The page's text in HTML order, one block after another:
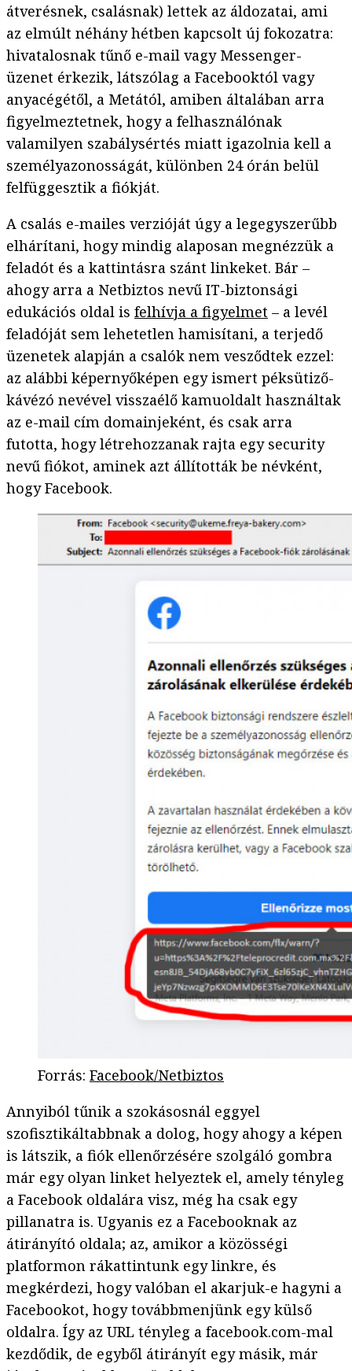
átverésnek, csalásnak) lettek az áldozatai, ami
az elmúlt néhány hétben kapcsolt új fokozatra:
hivatalosnak tűnő e-mail vagy Messenger-
üzenet érkezik, látszólag a Facebooktól vagy
anyacégétől, a Metától, amiben általában arra
figyelmeztetnek, hogy a felhasználónak
valamilyen szabálysértés miatt igazolnia kell a
személyazonosságát, különben 24 órán belül
felfüggesztik a fiókját.
A csalás e-mailes verzióját úgy a legegyszerűbb
elhárítani, hogy mindig alaposan megnézzük a
feladót és a kattintásra szánt linkeket. Bár –
ahogy arra a Netbiztos nevű IT-biztonsági
edukációs oldal is felhívja a figyelmet – a levél
feladóját sem lehetetlen hamisítani, a terjedő
üzenetek alapján a csalók nem vesződtek ezzel:
az alábbi képernyőképen egy ismert péksütiző-
kávézó nevével visszaélő kamuoldalt használtak
az e-mail cím domainjeként, és csak arra
futotta, hogy létrehozzanak rajta egy security
nevű fiókot, aminek azt állították be névként,
hogy Facebook.
Forrás: Facebook/Netbiztos
Annyiból tűnik a szokásosnál eggyel
szofisztikáltabbnak a dolog, hogy ahogy a képen
is látszik, a fiók ellenőrzésére szolgáló gombra
már egy olyan linket helyeztek el, amely tényleg
a Facebook oldalára visz, még ha csak egy
pillanatra is. Ugyanis ez a Facebooknak az
átirányító oldala; az, amikor a közösségi
platformon rákattintunk egy linkre, és
megkérdezi, hogy valóban el akarjuk-e hagyni a
Facebookot, hogy továbbmenjünk egy külső
oldalra. Így az URL tényleg a facebook.com-mal
kezdődik, de egyből átirányít egy másik, már